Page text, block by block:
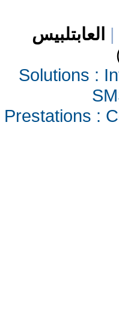
العابتلبيس |
Solutions :
Prestations :